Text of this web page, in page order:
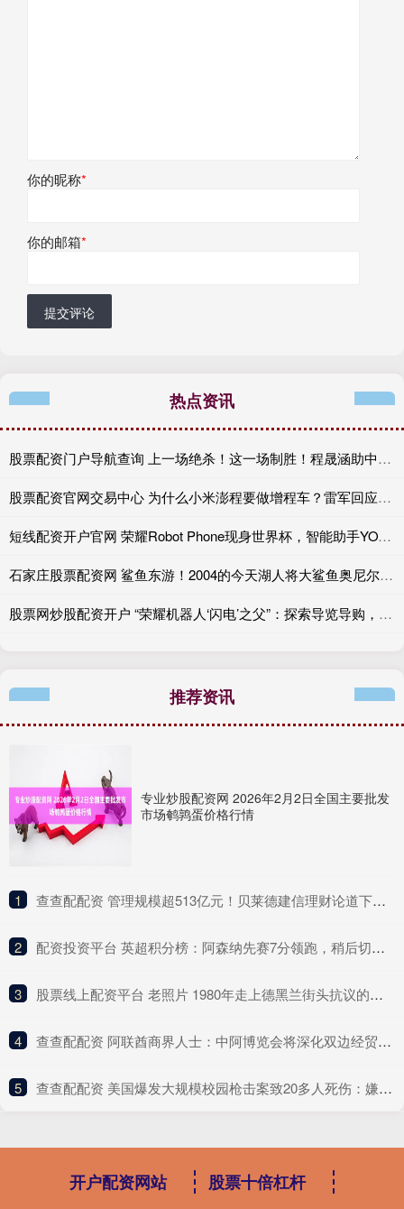
你的昵称*
你的邮箱*
提交评论
热点资讯
股票配资门户导航查询 上一场绝杀！这一场制胜！程晟涵助中国U17提前出线
股票配资官网交易中心 为什么小米澎程要做增程车？雷军回应：跟大家理解的不一样
短线配资开户官网 ​​​荣耀Robot Phone现身世界杯，智能助手YOYO曾预测西班牙夺冠
石家庄股票配资网 鲨鱼东游！2004的今天湖人将大鲨鱼奥尼尔交易至热火！
股票网炒股配资开户 “荣耀机器人‘闪电’之父”：探索导览导购，通过人形机器人伙伴提供既智能又有温度的服务体验
推荐资讯
专业炒股配资网 2026年2月2日全国主要批发
市场鹌鹑蛋价格行情
1 ​查查配配资 管理规模超513亿元！贝莱德建信理财论道下半年组合配置
2 ​配资投资平台 英超积分榜：阿森纳先赛7分领跑，稍后切尔西、利物浦出战
3 ​股票线上配资平台 老照片 1980年走上德黑兰街头抗议的伊朗女子
4 ​查查配配资 阿联酋商界人士：中阿博览会将深化双边经贸合作
5 ​查查配配资 美国爆发大规模校园枪击案致20多人死伤：嫌疑人照片曝光，白宫降半旗
开户配资网站 股票十倍杠杆